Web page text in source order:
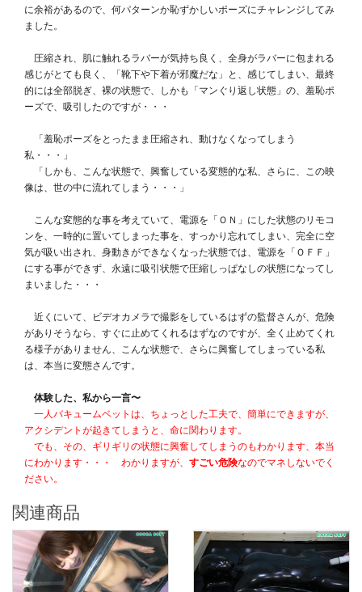
に余裕があるので、何パターンか恥ずかしいポーズにチャレンジしてみ
ました。
圧縮され、肌に触れるラバーが気持ち良く、全身がラバーに包まれる
感じがとても良く、「靴下や下着が邪魔だな」と、感じてしまい、最終
的には全部脱ぎ、裸の状態で、しかも「マンぐり返し状態」の、羞恥ポ
ーズで、吸引したのですが・・・
「羞恥ポーズをとったまま圧縮され、動けなくなってしまう
私・・・」
「しかも、こんな状態で、興奮している変態的な私、さらに、この映
像は、世の中に流れてしまう・・・」
こんな変態的な事を考えていて、電源を「ＯＮ」にした状態のリモコ
ンを、一時的に置いてしまった事を、すっかり忘れてしまい、完全に空
気が吸い出され、身動きができなくなった状態では、電源を「ＯＦＦ」
にする事ができず、永遠に吸引状態で圧縮しっぱなしの状態になってし
まいました・・・
近くにいて、ビデオカメラで撮影をしているはずの監督さんが、危険
がありそうなら、すぐに止めてくれるはずなのですが、全く止めてくれ
る様子がありません、こんな状態で、さらに興奮してしまっている私
は、本当に変態さんです。
体験した、私から一言〜
一人バキュームベットは、ちょっとした工夫で、簡単にできますが、
アクシデントが起きてしまうと、命に関わります。
でも、その、ギリギリの状態に興奮してしまうのもわかります、本当
にわかります・・・ わかりますが、 すごい危険なのでマネしないでく
ださい。
関連商品